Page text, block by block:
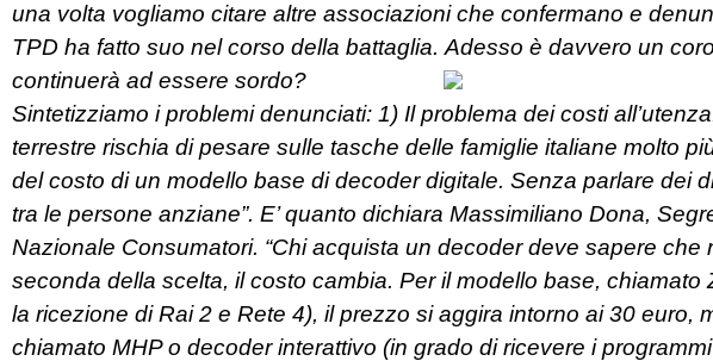
una volta vogliamo citare altre associazioni che confermano e
TPD ha fatto suo nel corso della battaglia. Adesso è davvero un
continuerà ad essere sordo?
Sintetizziamo i problemi denunciati: 1) Il problema dei costi
terrestre rischia di pesare sulle tasche delle famiglie italiane molto
del costo di un modello base di decoder digitale. Senza parlare dei
tra le persone anziane”. E’ quanto dichiara Massimiliano Dona,
Nazionale Consumatori. “Chi acquista un decoder deve sapere che
seconda della scelta, il costo cambia. Per il modello base, chiamato
la ricezione di Rai 2 e Rete 4), il prezzo si aggira intorno ai 30 euro,
chiamato MHP o decoder interattivo (in grado di ricevere i